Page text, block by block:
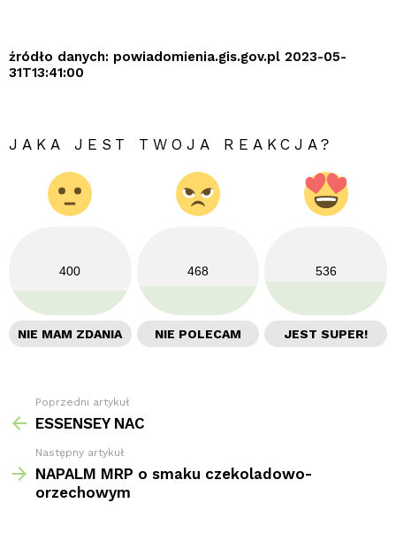
źródło danych: powiadomienia.gis.gov.pl 2023-05-
31T13:41:00
JAKA JEST TWOJA REAKCJA?
400
NIE MAM ZDANIA
468
NIE POLECAM
536
JEST SUPER!
Zobacz
więcej
Poprzedni artykuł
ESSENSEY NAC
Następny artykuł
NAPALM MRP o smaku czekoladowo-
orzechowym